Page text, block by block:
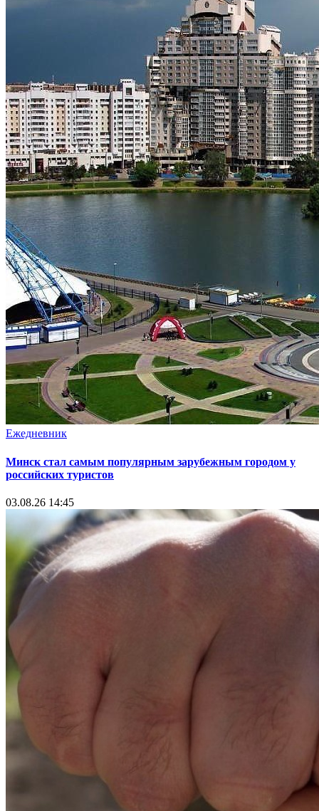
Ежедневник
Минск стал самым популярным зарубежным городом у
российских туристов
03.08.26 14:45